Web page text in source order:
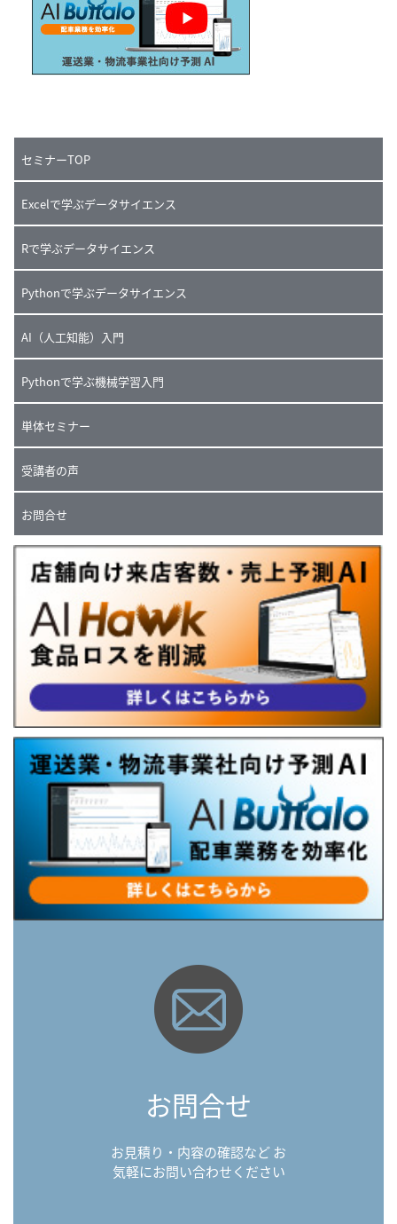
セミナーTOP
Excelで学ぶデータサイエンス
Rで学ぶデータサイエンス
Pythonで学ぶデータサイエンス
AI（人工知能）入門
Pythonで学ぶ機械学習入門
単体セミナー
受講者の声
お問合せ
お問合せ
お見積り・内容の確認など お
気軽にお問い合わせください